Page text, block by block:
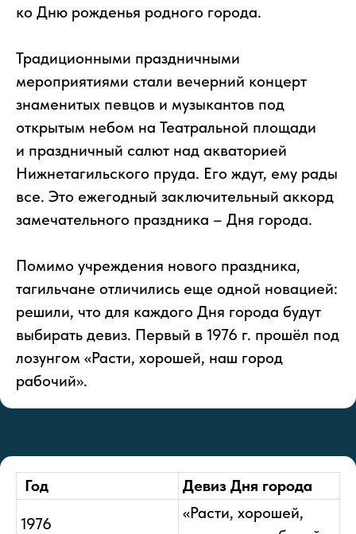
ко Дню рожденья родного города.
Традиционными праздничными
мероприятиями стали вечерний концерт
знаменитых певцов и музыкантов под
открытым небом на Театральной площади
и праздничный салют над акваторией
Нижнетагильского пруда. Его ждут, ему рады
все. Это ежегодный заключительный аккорд
замечательного праздника – Дня города.
Помимо учреждения нового праздника,
тагильчане отличились еще одной новацией:
решили, что для каждого Дня города будут
выбирать девиз. Первый в 1976 г. прошёл под
лозунгом «Расти, хорошей, наш город
рабочий».
Год
Девиз Дня города
1976
«Расти, хорошей,